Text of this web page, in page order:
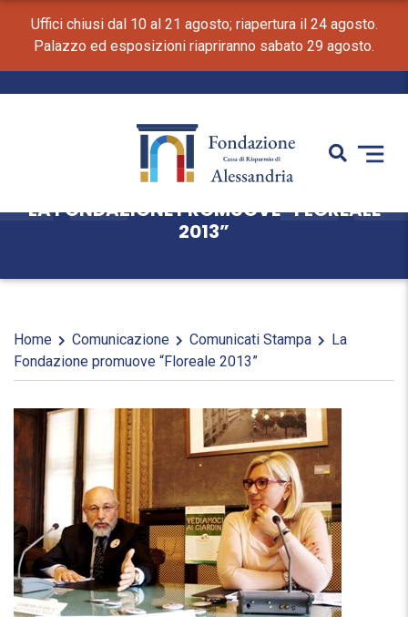
Uffici chiusi dal 10 al 21 agosto; riapertura il 24 agosto.
Palazzo ed esposizioni riapriranno sabato 29 agosto.
LA FONDAZIONE PROMUOVE “FLOREALE
2013”
Home Comunicazione Comunicati Stampa
La
Fondazione promuove “Floreale 2013”